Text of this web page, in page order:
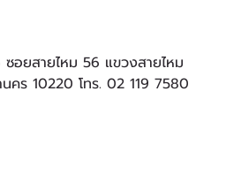
อยสายไหม 56 แขวงสายไหม
คร 10220 โทร. 02 119 7580